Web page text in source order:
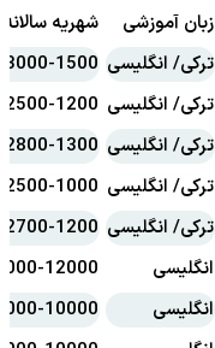
زبان آموزشی
شهریه
ترکی/ انگلیسی 3000-1500
ترکی/ انگلیسی 2500-1200
ترکی/ انگلیسی 2800-1300
ترکی/ انگلیسی 2500-1000
ترکی/ انگلیسی 2700-1200
انگلیسی
12000
انگلیسی
10000